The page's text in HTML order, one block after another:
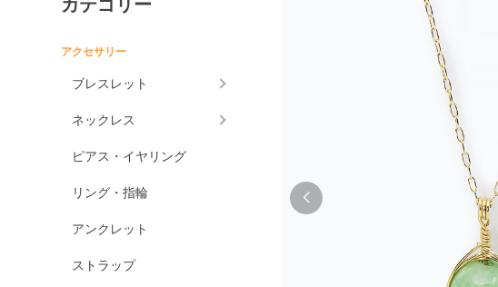
カテゴリー
アクセサリー
ブレスレット
ネックレス
ピアス・イヤリング
リング・指輪
アンクレット
ストラップ